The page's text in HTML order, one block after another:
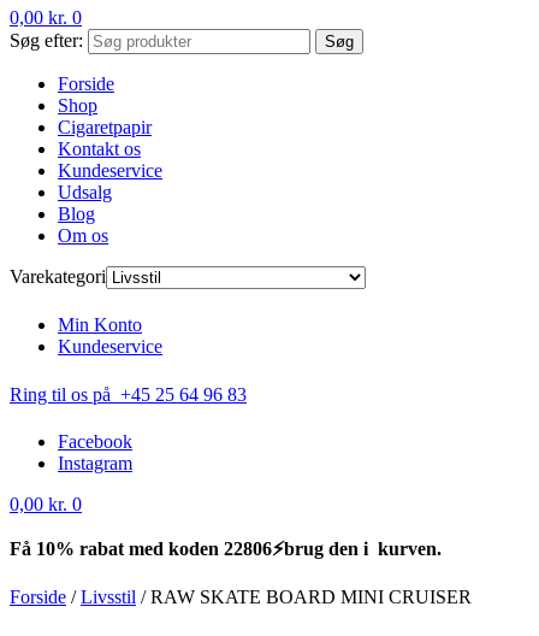
0,00 kr. 0
Søg efter:
Søg
Forside
Shop
Cigaretpapir
Kontakt os
Kundeservice
Udsalg
Blog
Om os
Varekategori
Min Konto
Kundeservice
Ring til os på +45 25 64 96 83
Facebook
Instagram
0,00 kr. 0
Få 10% rabat med koden 22806⚡brug den i kurven.
Forside /Livsstil /RAW SKATE BOARD MINI CRUISER